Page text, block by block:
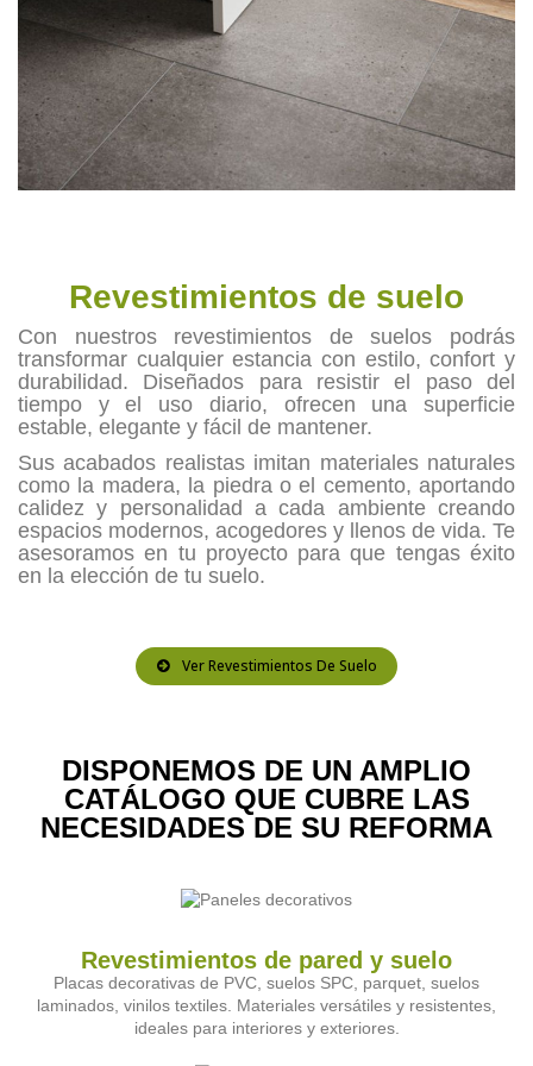
Revestimientos de suelo
Con nuestros revestimientos de suelos podrás
transformar cualquier estancia con estilo, confort y
durabilidad. Diseñados para resistir el paso del
tiempo y el uso diario, ofrecen una superficie
estable, elegante y fácil de mantener.
Sus acabados realistas imitan materiales naturales
como la madera, la piedra o el cemento, aportando
calidez y personalidad a cada ambiente creando
espacios modernos, acogedores y llenos de vida. Te
asesoramos en tu proyecto para que tengas éxito
en la elección de tu suelo.
Ver Revestimientos De Suelo
DISPONEMOS DE UN AMPLIO
CATÁLOGO QUE CUBRE LAS
NECESIDADES DE SU REFORMA
Revestimientos de pared y suelo
Placas decorativas de PVC, suelos SPC, parquet, suelos
laminados, vinilos textiles. Materiales versátiles y resistentes,
ideales para interiores y exteriores.